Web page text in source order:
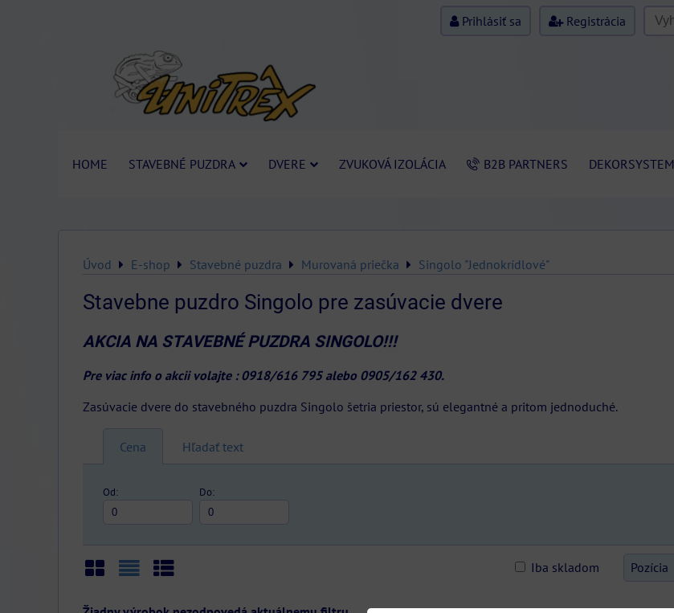
Prihlásiť sa Registrácia
HOME STAVEBNÉ PUZDRA DVERE ZVUKOVÁ IZOLÁCIA B2B PARTNERS DEKORSYSTEM
Úvod E-shop Stavebné puzdra Murovaná priečka Singolo "Jednokrídlové"
Stavebne puzdro Singolo pre zasúvacie dvere
AKCIA NA STAVEBNÉ PUZDRA SINGOLO!!!
Pre viac info o akcii volajte : 0918/616 795 alebo 0905/162 430.
Zasúvacie dvere do stavebného puzdra Singolo šetria priestor, sú elegantné a pritom jednoduché.
Cena Hľadať text
Od: Do:
Mriežka
Pozícia
Iba skladom